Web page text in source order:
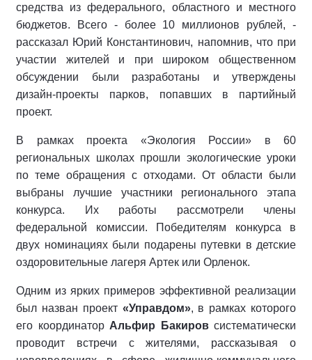
средства из федерального, областного и местного
бюджетов. Всего - более 10 миллионов рублей, -
рассказал Юрий Константинович, напомнив, что при
участии жителей и при широком общественном
обсуждении были разработаны и утверждены
дизайн-проекты парков, попавших в партийный
проект.
В рамках проекта «Экология России» в 60
региональных школах прошли экологические уроки
по теме обращения с отходами. От области были
выбраны лучшие участники регионального этапа
конкурса. Их работы рассмотрели члены
федеральной комиссии. Победителям конкурса в
двух номинациях были подарены путевки в детские
оздоровительные лагеря Артек или Орленок.
Одним из ярких примеров эффективной реализации
был назван проект «Управдом», в рамках которого
его координаторАльфир Бакиров систематически
проводит встречи с жителями, рассказывая о